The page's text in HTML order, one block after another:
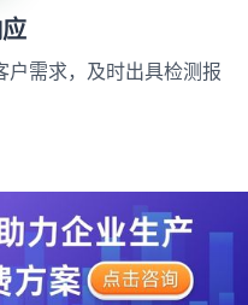
需求，及时出具检测报